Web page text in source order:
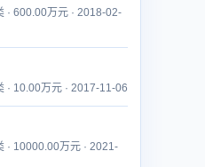
· 600.00万元 · 2018-02-
· 10.00万元 · 2017-11-06
· 10000.00万元 · 2021-